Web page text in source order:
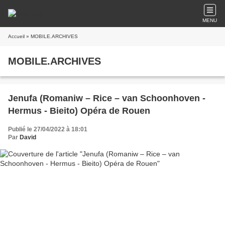
MENU
Accueil » MOBILE.ARCHIVES
MOBILE.ARCHIVES
Jenufa (Romaniw – Rice – van Schoonhoven -
Hermus - Bieito) Opéra de Rouen
Publié le 27/04/2022 à 18:01
Par David